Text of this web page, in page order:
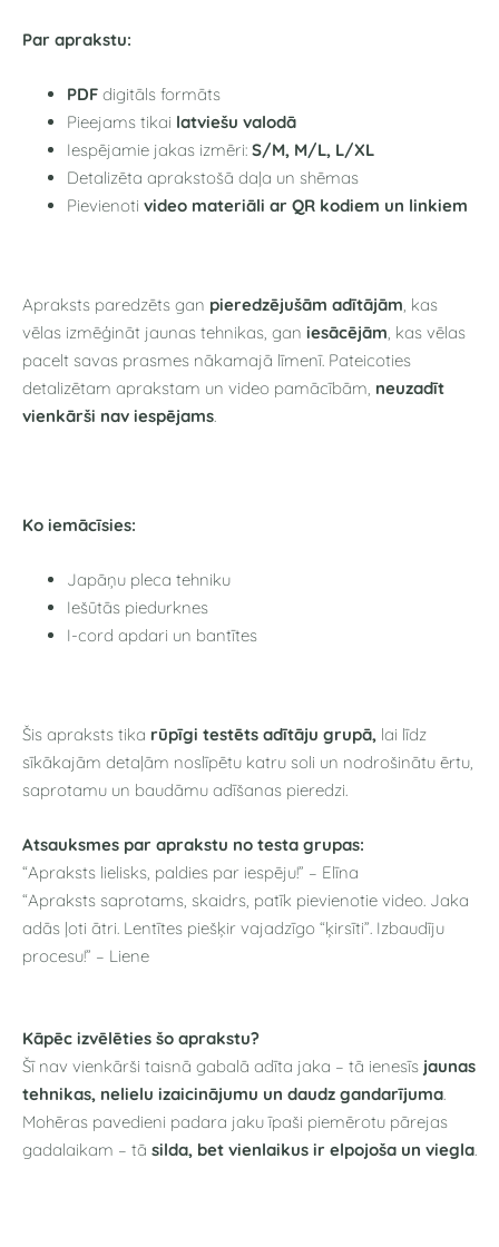
Par aprakstu:
PDF digitāls formāts
Pieejams tikai latviešu valodā
Iespējamie jakas izmēri: S/M, M/L, L/XL
Detalizēta aprakstošā daļa un shēmas
Pievienoti video materiāli ar QR kodiem un linkiem
Apraksts paredzēts gan pieredzējušām adītājām, kas
vēlas izmēģināt jaunas tehnikas, gan iesācējām, kas vēlas
pacelt savas prasmes nākamajā līmenī. Pateicoties
detalizētam aprakstam un video pamācībām, neuzadīt
vienkārši nav iespējams.
Ko iemācīsies:
Japāņu pleca tehniku
Iešūtās piedurknes
I-cord apdari un bantītes
Šis apraksts tika rūpīgi testēts adītāju grupā, lai līdz
sīkākajām detaļām noslīpētu katru soli un nodrošinātu ērtu,
saprotamu un baudāmu adīšanas pieredzi.
Atsauksmes par aprakstu no testa grupas:
“Apraksts lielisks, paldies par iespēju!” – Elīna
“Apraksts saprotams, skaidrs, patīk pievienotie video. Jaka
adās ļoti ātri. Lentītes piešķir vajadzīgo “ķirsīti”. Izbaudīju
procesu!” – Liene
Kāpēc izvēlēties šo aprakstu?
Šī nav vienkārši taisnā gabalā adīta jaka – tā ienesīs jaunas
tehnikas, nelielu izaicinājumu un daudz gandarījuma.
Mohēras pavedieni padara jaku īpaši piemērotu pārejas
gadalaikam – tā silda, bet vienlaikus ir elpojoša un viegla.